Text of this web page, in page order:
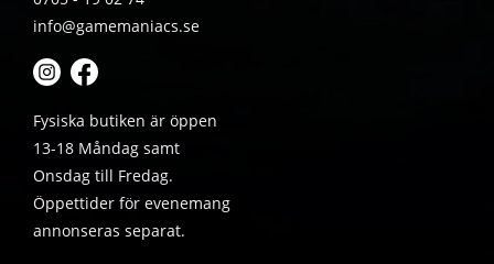
info@gamemaniacs.se
Fysiska butiken är öppen
13-18 Måndag samt
Onsdag till Fredag.
Öppettider för evenemang
annonseras separat.